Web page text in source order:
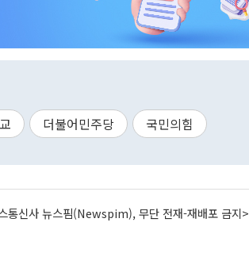
더불어민주당 국민의힘
통신사 뉴스핌(Newspim), 무단 전재-재배포 금지>